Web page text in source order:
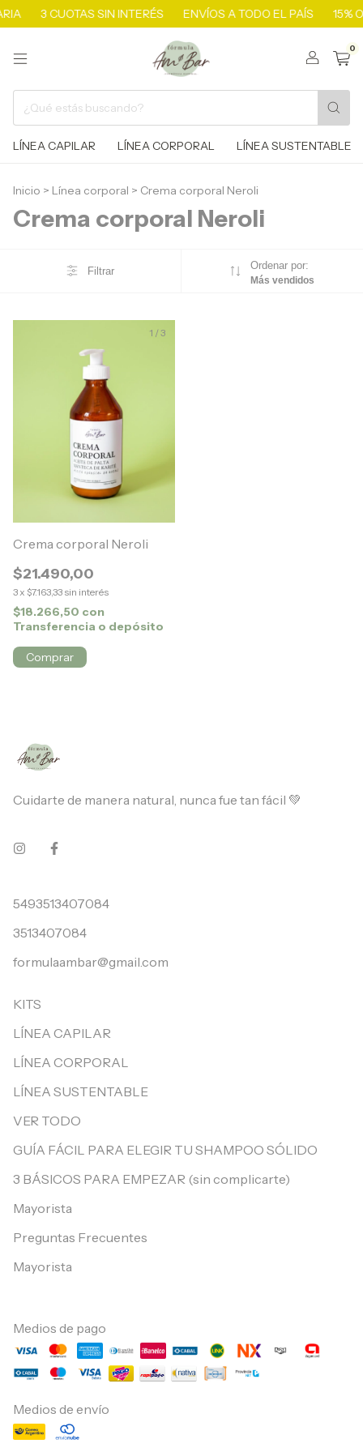
3 CUOTAS SIN INTERÉS ENVÍOS A TODO EL PAÍS 15%
0
LÍNEA CAPILAR LÍNEA CORPORAL LÍNEA SUSTENTABLE
Inicio > Línea corporal > Crema corporal Neroli
Crema corporal Neroli
Filtrar Ordenar por:
Más vendidos
1 / 3
Crema corporal Neroli
$21.490,00
3x $7.163,33 sin interés
$18.266,50 con
Transferencia o depósito
Cuidarte de manera natural, nunca fue tan fácil 💚
5493513407084
3513407084
formulaambar@gmail.com
KITS
LÍNEA CAPILAR
LÍNEA CORPORAL
LÍNEA SUSTENTABLE
VER TODO
GUÍA FÁCIL PARA ELEGIR TU SHAMPOO SÓLIDO
3 BÁSICOS PARA EMPEZAR (sin complicarte)
Mayorista
Preguntas Frecuentes
Mayorista
Medios de pago
Medios de envío